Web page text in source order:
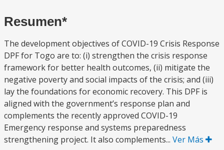
Resumen*
The development objectives of COVID-19 Crisis Response
DPF for Togo are to: (i) strengthen the crisis response
framework for better health outcomes, (ii) mitigate the
negative poverty and social impacts of the crisis; and (iii)
lay the foundations for economic recovery. This DPF is
aligned with the government’s response plan and
complements the recently approved COVID-19
Emergency response and systems preparedness
strengthening project. It also complements... Ver Más